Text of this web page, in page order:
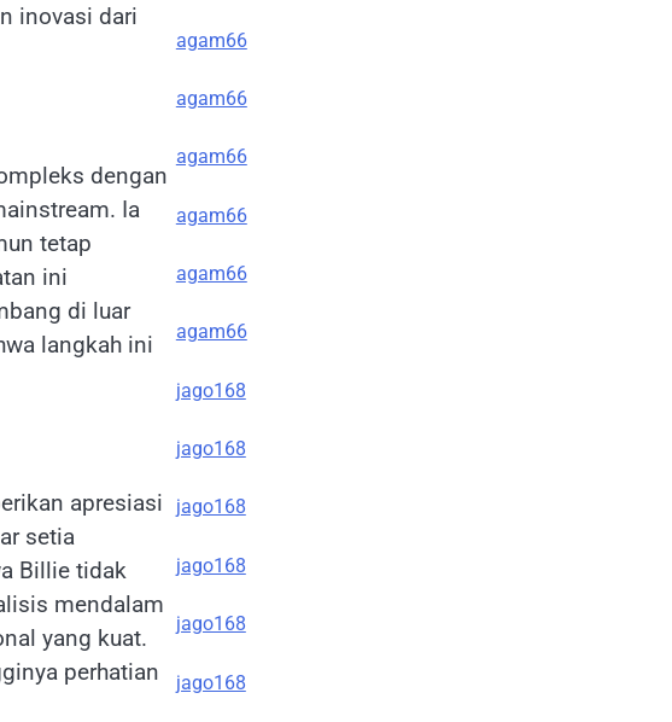
inovasi dari
dengan
Ia
tetap
ini
di luar
langkah ini
apresiasi
setia
Billie tidak
mendalam
yang kuat.
perhatian
agam66
agam66
agam66
agam66
agam66
agam66
jago168
jago168
jago168
jago168
jago168
jago168